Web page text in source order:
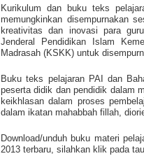
Kurikulum dan buku teks
memungkinkan disempurnakan
kreativitas dan inovasi para
Jenderal Pendidikan Islam
Madrasah (KSKK) untuk
Buku teks pelajaran PAI dan
peserta didik dan pendidik dalam
keikhlasan dalam proses
dalam ikatan mahabbah fillah,
Download/unduh buku materi
2013 terbaru, silahkan klik pada